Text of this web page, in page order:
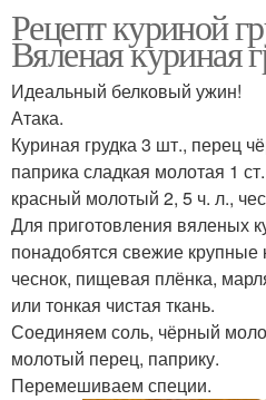
Рецепт куриной
Вяленая куриная
Идеальный белковый ужин!
Атака.
Куриная грудка 3 шт., перец
паприка сладкая молотая 1
красный молотый 2, 5 ч. л.,
Для приготовления вяленых
понадобятся свежие крупные
чеснок, пищевая плёнка,
или тонкая чистая ткань.
Соединяем соль, чёрный
молотый перец, паприку.
Перемешиваем специи.